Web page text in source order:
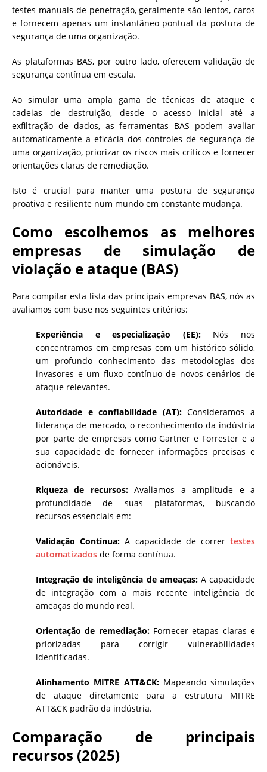
testes manuais de penetração, geralmente são lentos, caros
e fornecem apenas um instantâneo pontual da postura de
segurança de uma organização.
As plataformas BAS, por outro lado, oferecem validação de
segurança contínua em escala.
Ao simular uma ampla gama de técnicas de ataque e
cadeias de destruição, desde o acesso inicial até a
exfiltração de dados, as ferramentas BAS podem avaliar
automaticamente a eficácia dos controles de segurança de
uma organização, priorizar os riscos mais críticos e fornecer
orientações claras de remediação.
Isto é crucial para manter uma postura de segurança
proativa e resiliente num mundo em constante mudança.
Como escolhemos as melhores
empresas de simulação de
violação e ataque (BAS)
Para compilar esta lista das principais empresas BAS, nós as
avaliamos com base nos seguintes critérios:
Experiência e especialização (EE):Nós nos
concentramos em empresas com um histórico sólido,
um profundo conhecimento das metodologias dos
invasores e um fluxo contínuo de novos cenários de
ataque relevantes.
Autoridade e confiabilidade (AT):Consideramos a
liderança de mercado, o reconhecimento da indústria
por parte de empresas como Gartner e Forrester e a
sua capacidade de fornecer informações precisas e
acionáveis.
Riqueza de recursos:Avaliamos a amplitude e a
profundidade de suas plataformas, buscando
recursos essenciais em:
Validação Contínua: A capacidade de corrertestes
automatizados de forma contínua.
Integração de inteligência de ameaças:A capacidade
de integração com a mais recente inteligência de
ameaças do mundo real.
Orientação de remediação:Fornecer etapas claras e
priorizadas para corrigir vulnerabilidades
identificadas.
Alinhamento MITRE ATT&CK:Mapeando simulações
de ataque diretamente para a estrutura MITRE
ATT&CK padrão da indústria.
Comparação de principais
recursos (2025)